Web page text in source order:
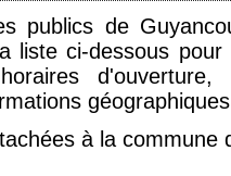
publics de
liste ci-dessous
à la commune